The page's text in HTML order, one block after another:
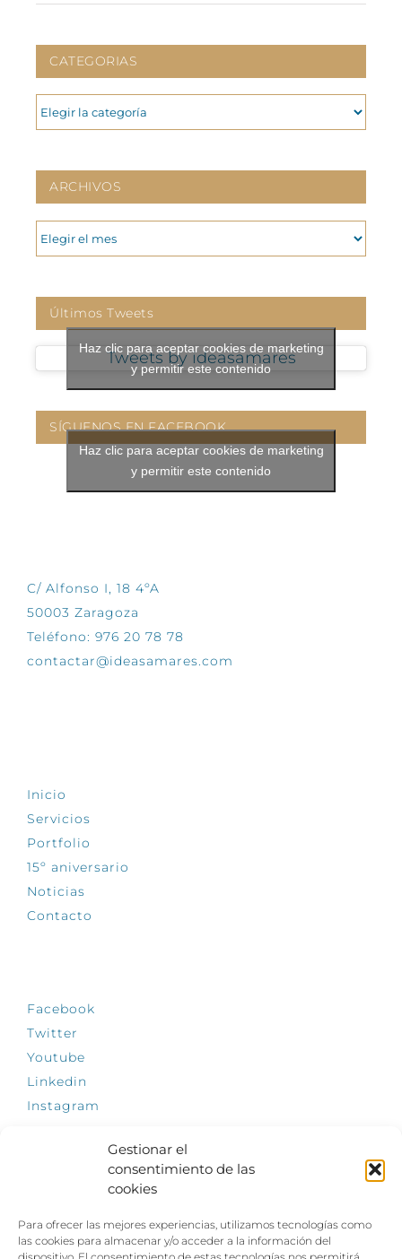
Gestionar el
consentimiento de las
cookies
Para ofrecer las mejores experiencias, utilizamos tecnologías como
las cookies para almacenar y/o acceder a la información del
CATEGORIAS
CATEGORIAS
ARCHIVOS
ARCHIVOS
Últimos Tweets
Tweets by ideasamares
Haz clic para aceptar cookies de marketing
y permitir este contenido
SÍGUENOS EN FACEBOOK
Haz clic para aceptar cookies de marketing
y permitir este contenido
C/ Alfonso I, 18 4ºA
50003 Zaragoza
Teléfono: 976 20 78 78
contactar@ideasamares.com
Inicio
Servicios
Portfolio
15º aniversario
Noticias
Contacto
Facebook
Twitter
Youtube
Linkedin
Instagram
El empleo, la gran llave para una vida
independiente: Fundación Dfa reclama un